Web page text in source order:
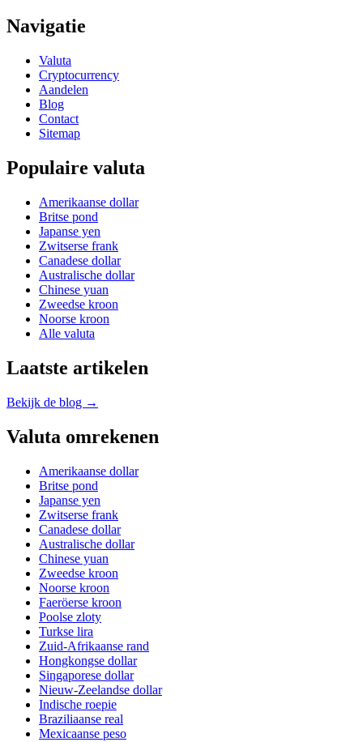
Navigatie
Valuta
Cryptocurrency
Aandelen
Blog
Contact
Sitemap
Populaire valuta
Amerikaanse dollar
Britse pond
Japanse yen
Zwitserse frank
Canadese dollar
Australische dollar
Chinese yuan
Zweedse kroon
Noorse kroon
Alle valuta
Laatste artikelen
Bekijk de blog →
Valuta omrekenen
Amerikaanse dollar
Britse pond
Japanse yen
Zwitserse frank
Canadese dollar
Australische dollar
Chinese yuan
Zweedse kroon
Noorse kroon
Faeröerse kroon
Poolse zloty
Turkse lira
Zuid-Afrikaanse rand
Hongkongse dollar
Singaporese dollar
Nieuw-Zeelandse dollar
Indische roepie
Braziliaanse real
Mexicaanse peso